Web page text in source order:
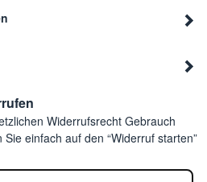
Widerrufsrecht Gebrauch
einfach auf den “Widerruf starten”